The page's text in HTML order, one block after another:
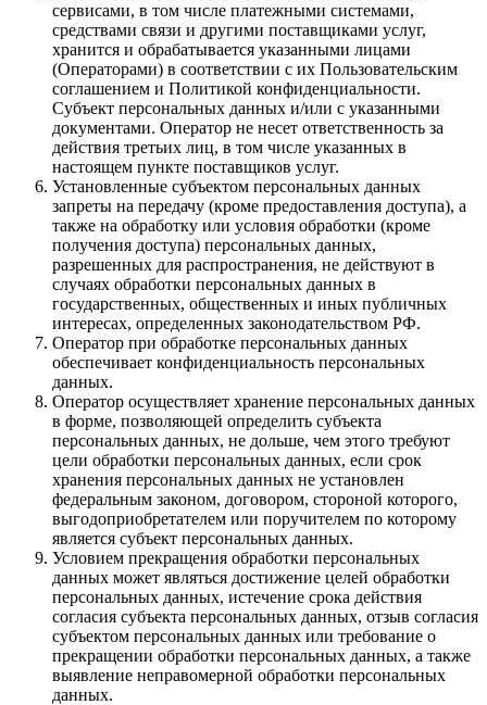
сервисами, в том числе платежными системами,
средствами связи и другими поставщиками услуг,
хранится и обрабатывается указанными лицами
(Операторами) в соответствии с их Пользовательским
соглашением и Политикой конфиденциальности.
Субъект персональных данных и/или с указанными
документами. Оператор не несет ответственность за
действия третьих лиц, в том числе указанных в
настоящем пункте поставщиков услуг.
Установленные субъектом персональных данных
запреты на передачу (кроме предоставления доступа), а
также на обработку или условия обработки (кроме
получения доступа) персональных данных,
разрешенных для распространения, не действуют в
случаях обработки персональных данных в
государственных, общественных и иных публичных
интересах, определенных законодательством РФ.
Оператор при обработке персональных данных
обеспечивает конфиденциальность персональных
данных.
Оператор осуществляет хранение персональных данных
в форме, позволяющей определить субъекта
персональных данных, не дольше, чем этого требуют
цели обработки персональных данных, если срок
хранения персональных данных не установлен
федеральным законом, договором, стороной которого,
выгодоприобретателем или поручителем по которому
является субъект персональных данных.
Условием прекращения обработки персональных
данных может являться достижение целей обработки
персональных данных, истечение срока действия
согласия субъекта персональных данных, отзыв согласия
субъектом персональных данных или требование о
прекращении обработки персональных данных, а также
выявление неправомерной обработки персональных
данных.